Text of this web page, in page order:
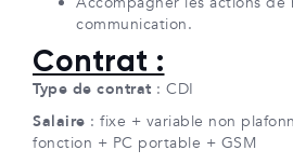
communication.
Contrat :
Type de contrat : CDI
Salaire : fixe + variable non
fonction + PC portable + GSM